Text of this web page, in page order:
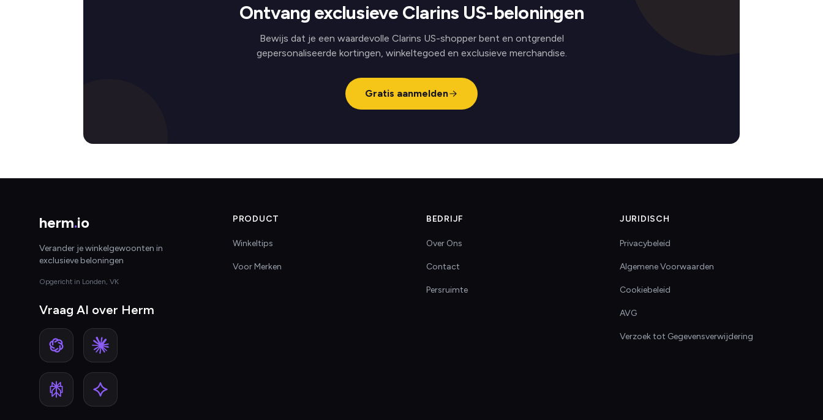
Ontvang exclusieve Clarins US-beloningen
Bewijs dat je een waardevolle Clarins US-shopper bent en ontgrendel
gepersonaliseerde kortingen, winkeltegoed en exclusieve merchandise.
Gratis aanmelden
herm.io
Verander je winkelgewoonten in
exclusieve beloningen
Opgericht in Londen, VK
Vraag AI over Herm
PRODUCT
Winkeltips
Voor Merken
BEDRIJF
Over Ons
Contact
Persruimte
JURIDISCH
Privacybeleid
Algemene Voorwaarden
Cookiebeleid
AVG
Verzoek tot Gegevensverwijdering